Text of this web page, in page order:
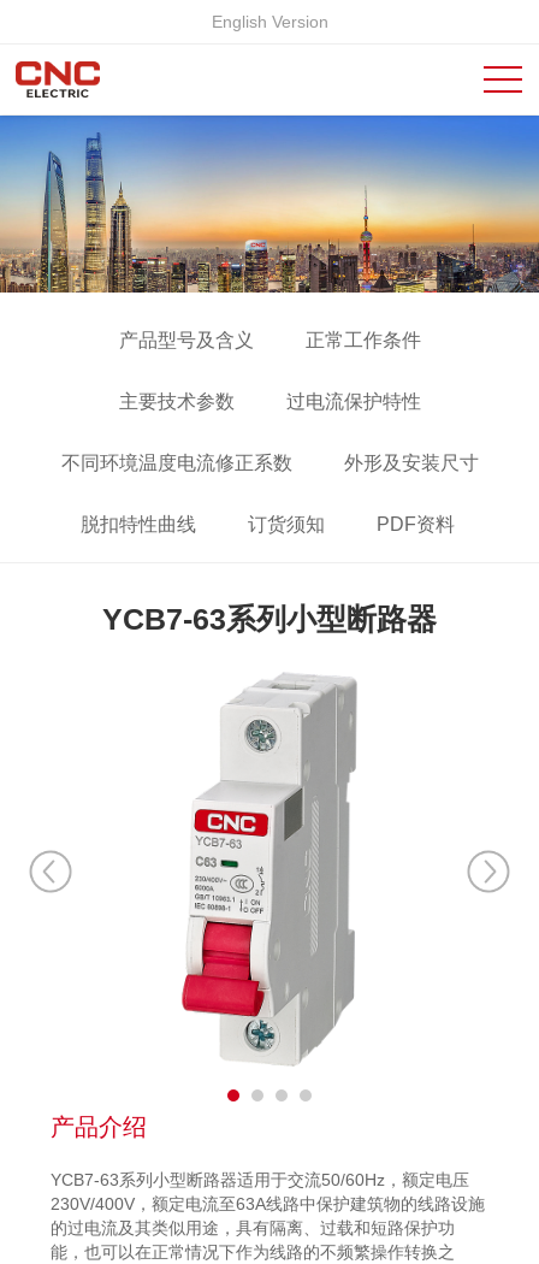
English Version
产品型号及含义 正常工作条件
主要技术参数 过电流保护特性
不同环境温度电流修正系数 外形及安装尺寸
脱扣特性曲线 订货须知 PDF资料
YCB7-63系列小型断路器
产品介绍
YCB7-63系列小型断路器适用于交流50/60Hz，额定电压
230V/400V，额定电流至63A线路中保护建筑物的线路设施
的过电流及其类似用途，具有隔离、过载和短路保护功
能，也可以在正常情况下作为线路的不频繁操作转换之